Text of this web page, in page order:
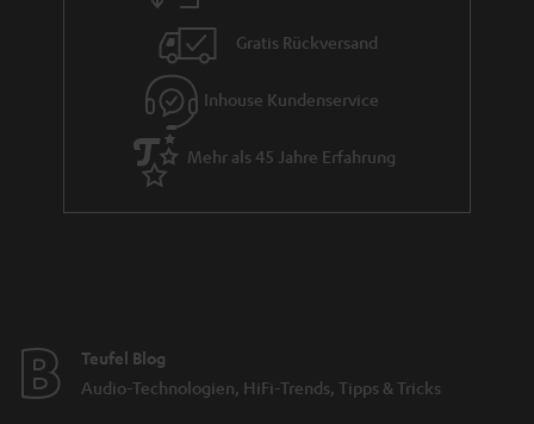
Gratis Rückversand
Inhouse Kundenservice
Mehr als 45 Jahre Erfahrung
Teufel Blog
Audio-Technologien, HiFi-Trends, Tipps & Tricks